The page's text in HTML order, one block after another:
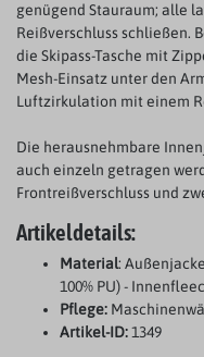
genügend Stauraum; alle
Reißverschluss schließen.
die Skipass-Tasche mit
Mesh-Einsatz unter den
Luftzirkulation mit einem
Die herausnehmbare
auch einzeln getragen
Frontreißverschluss und
Artikeldetails:
Material:
100% PU) -
Pflege:
Artikel-ID:1349